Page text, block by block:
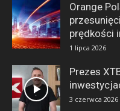
Orange
prędkości
1 lipca 2026
Prezes
3 czerwca 2026